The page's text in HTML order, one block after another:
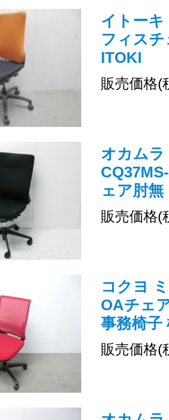
イトーキ
フィスチ
ITOKI
販売価格(
オカムラ
ェア肘無
販売価格(
コクヨ
OAチェ
事務椅子
販売価格(